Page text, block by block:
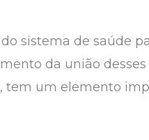
sistema de saúde
da união
tem um elemento